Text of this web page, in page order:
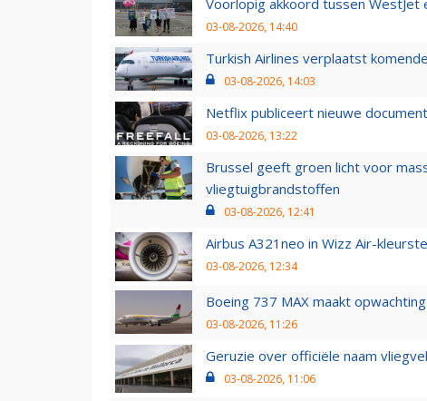
Voorlopig akkoord tussen WestJet
03-08-2026, 14:40
Turkish Airlines verplaatst
03-08-2026, 14:03
Netflix publiceert nieuwe
03-08-2026, 13:22
Brussel geeft groen licht voor
vliegtuigbrandstoffen
03-08-2026, 12:41
Airbus A321neo in Wizz Air-
03-08-2026, 12:34
Boeing 737 MAX maakt
03-08-2026, 11:26
Geruzie over officiële naam
03-08-2026, 11:06